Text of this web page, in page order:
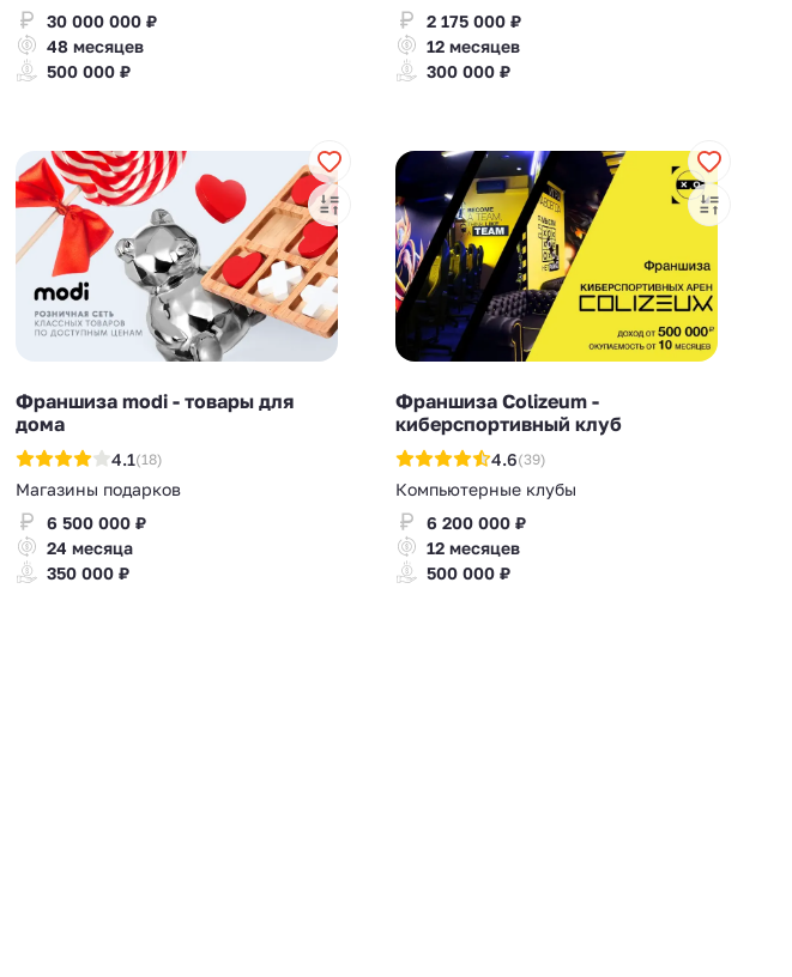
30 000 000 ₽
48 месяцев
500 000 ₽
2 175 000 ₽
12 месяцев
300 000 ₽
Франшиза modi - товары для
дома
4.1(18)
Магазины подарков
6 500 000 ₽
24 месяца
350 000 ₽
Франшиза Colizeum -
киберспортивный клуб
4.6(39)
Компьютерные клубы
6 200 000 ₽
12 месяцев
500 000 ₽